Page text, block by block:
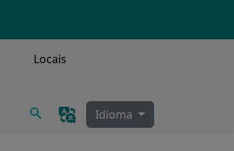
Locais
Procurar
Idioma